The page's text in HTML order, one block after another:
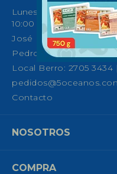
Lunes a Sábados de
10:00 a 14:00
José Ellauri 558,
Pedro Fco. Berro 1039,
Local Berro: 2705 3434
Contacto
NOSOTROS
COMPRA